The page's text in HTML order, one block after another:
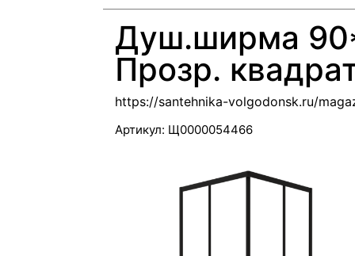
Душ.ширма
Прозр.
https://santehnika-volgodonsk.ru/
Артикул: Щ0000054466